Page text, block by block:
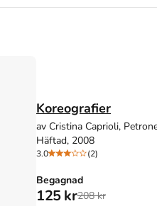
Koreografier
av Cristina Caprioli,
Häftad, 2008
3.0 (2)
Begagnad
125 kr208 kr